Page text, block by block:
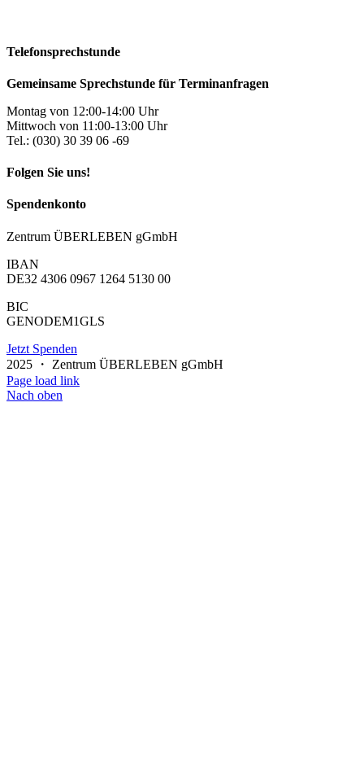
Telefonsprechstunde
Gemeinsame Sprechstunde für Terminanfragen
Montag von 12:00-14:00 Uhr
Mittwoch von 11:00-13:00 Uhr
Tel.: (030) 30 39 06 -69
Folgen Sie uns!
Spendenkonto
Zentrum ÜBERLEBEN gGmbH
IBAN
DE32 4306 0967 1264 5130 00
BIC
GENODEM1GLS
Jetzt Spenden
2025 ・ Zentrum ÜBERLEBEN gGmbH
Page load link
Nach oben